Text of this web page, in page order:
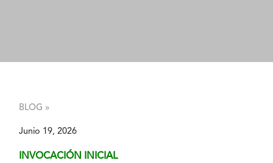
BLOG »
Junio 19, 2026
INVOCACIÓN INICIAL